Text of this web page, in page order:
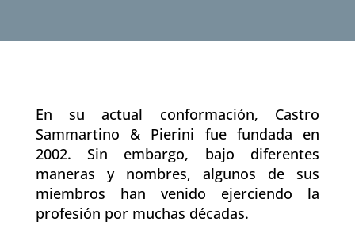
En su actual conformación, Castro
Sammartino & Pierini fue fundada en
2002. Sin embargo, bajo diferentes
maneras y nombres, algunos de sus
miembros han venido ejerciendo la
profesión por muchas décadas.